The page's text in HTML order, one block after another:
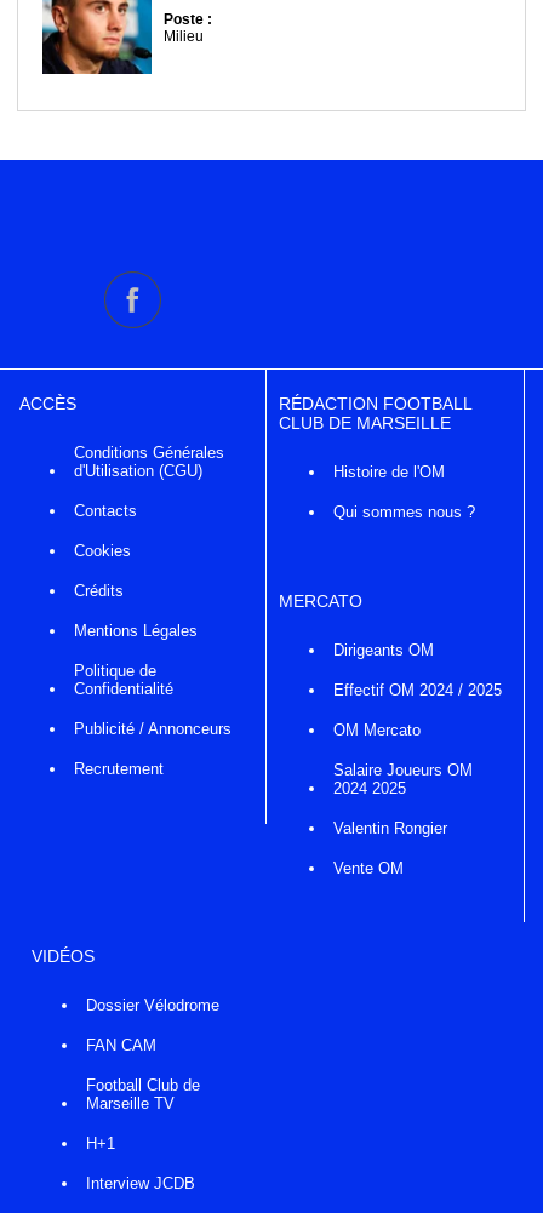
Poste :
Milieu
ACCÈS
Conditions Générales
d'Utilisation (CGU)
Contacts
Cookies
Crédits
Mentions Légales
Politique de
Confidentialité
Publicité / Annonceurs
Recrutement
RÉDACTION FOOTBALL
CLUB DE MARSEILLE
Histoire de l'OM
Qui sommes nous ?
MERCATO
Dirigeants OM
Effectif OM 2024 / 2025
OM Mercato
Salaire Joueurs OM
2024 2025
Valentin Rongier
Vente OM
VIDÉOS
Dossier Vélodrome
FAN CAM
Football Club de
Marseille TV
H+1
Interview JCDB